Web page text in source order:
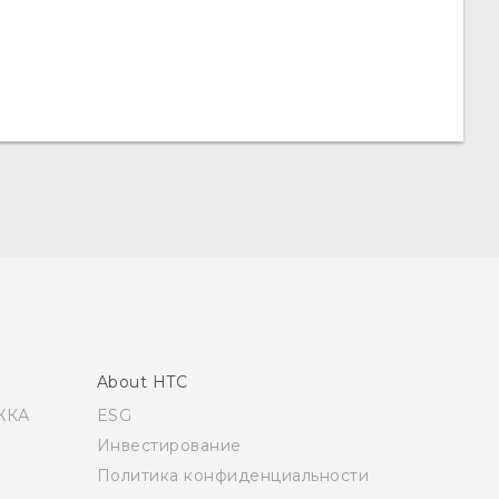
About HTC
ESG
Инвестирование
Политика конфиденциальности